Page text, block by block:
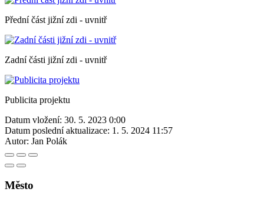
Přední část jižní zdi - uvnitř
Zadní části jižní zdi - uvnitř
Publicita projektu
Datum vložení: 30. 5. 2023 0:00
Datum poslední aktualizace: 1. 5. 2024 11:57
Autor: Jan Polák
Město